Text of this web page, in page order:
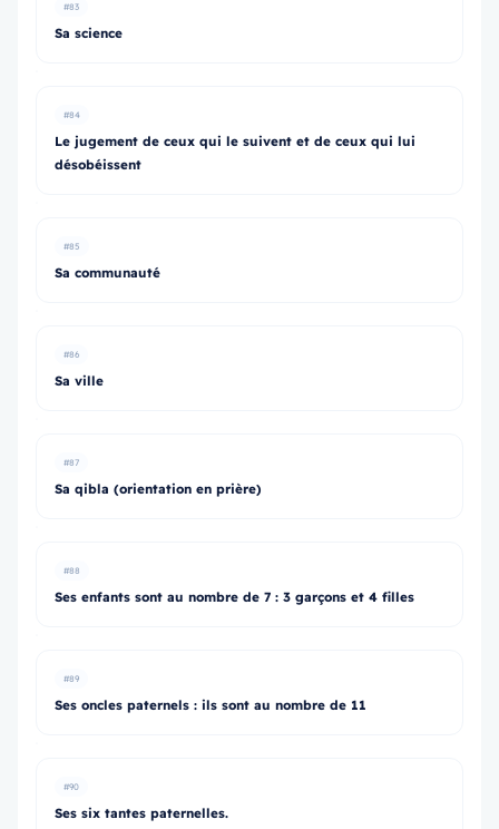
#83
Sa science
#84
Le jugement de ceux qui le suivent et de ceux qui lui
désobéissent
#85
Sa communauté
#86
Sa ville
#87
Sa qibla (orientation en prière)
#88
Ses enfants sont au nombre de 7 : 3 garçons et 4 filles
#89
Ses oncles paternels : ils sont au nombre de 11
#90
Ses six tantes paternelles.